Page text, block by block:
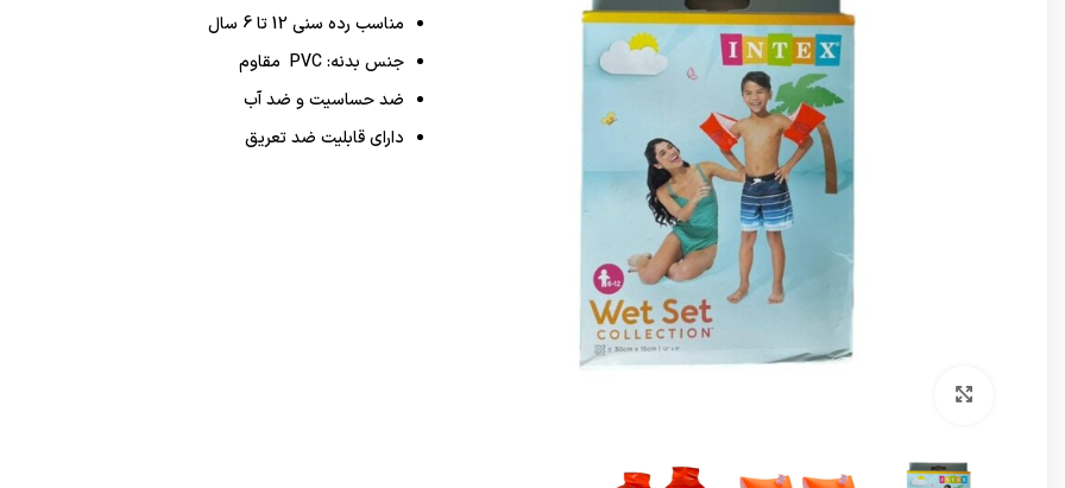
مناسب رده سنی 12 تا 6 سال
جنس بدنه: PVC مقاوم
ضد حساسیت و ضد آب
دارای قابلیت ضد تعریق